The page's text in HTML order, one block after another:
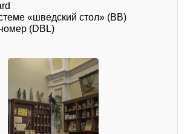
«шведский стол» (BB)
(DBL)